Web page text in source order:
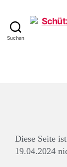
Suchen
Diese Seite
19.04.2024